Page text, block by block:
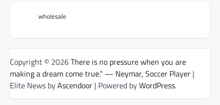
wholesale
Copyright © 2026There is no pressure when you are
making a dream come true.” — Neymar, Soccer Player |
Elite News byAscendoor | Powered byWordPress.